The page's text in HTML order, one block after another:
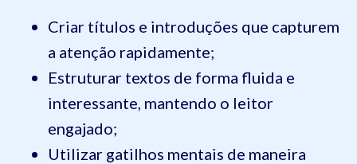
Criar títulos e introduções que capturem
a atenção rapidamente;
Estruturar textos de forma fluida e
interessante, mantendo o leitor
engajado;
Utilizar gatilhos mentais de maneira